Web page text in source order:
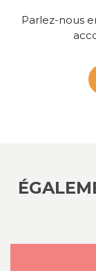
Parlez-nous